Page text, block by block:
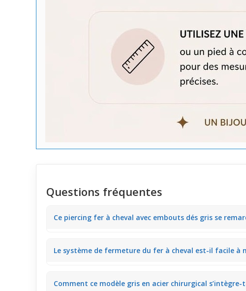
Questions fréquentes
Ce piercing fer à cheval avec embouts dés gris se
visible et discret au quotidien.
Le système de fermeture du fer à cheval est-il facile à
look selon l’occasion.
Comment ce modèle gris en acier chirurgical